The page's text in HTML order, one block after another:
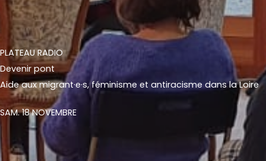
PLATEAU RADIO
Devenir pont
Aide aux migrant·e·s, féminisme et antiracisme dans la Loire
SAM. 18 NOVEMBRE